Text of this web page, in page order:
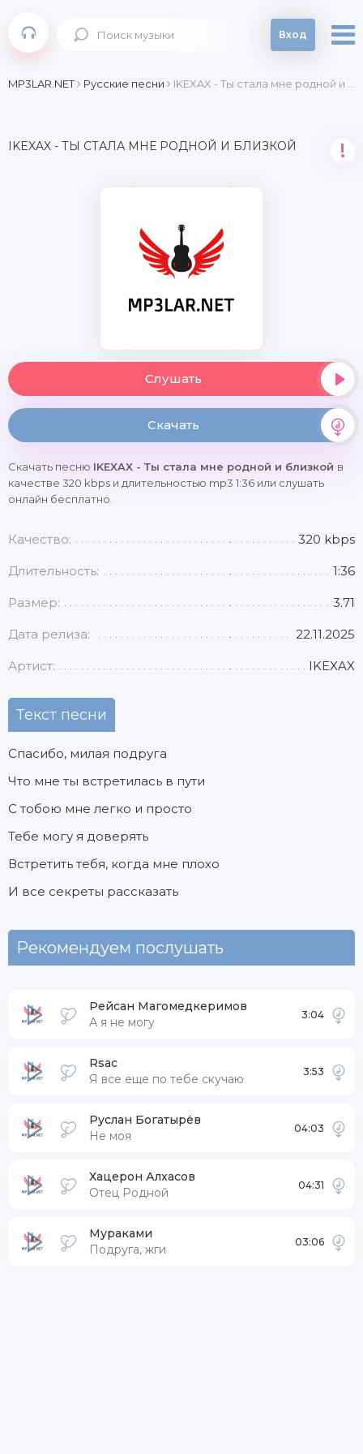
Вход
MP3LAR.NET Русские песни IKEXAX - Ты стала мне родной и близкой
IKEXAX - ТЫ СТАЛА МНЕ РОДНОЙ И БЛИЗКОЙ !
Слушать
Скачать
Скачать песню IKEXAX - Ты стала мне родной и близкой в
качестве 320 kbps и длительностью mp3 1:36 или слушать
онлайн бесплатно.
Качество: 320 kbps
Длительность: 1:36
Размер: 3.71
Дата релиза: 22.11.2025
Артист: IKEXAX
Текст песни
Спасибо, милая подруга
Что мне ты встретилась в пути
С тобою мне легко и просто
Тебе могу я доверять
Встретить тебя, когда мне плохо
И все секреты рассказать
Рекомендуем послушать
Рейсан Магомедкеримов
А я не могу
3:04
Rsac
Я все еще по тебе скучаю
3:53
Руслан Богатырёв
Не моя
04:03
Хацерон Алхасов
Отец Родной
04:31
Мураками
Подруга, жги
03:06